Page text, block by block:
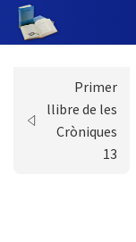
Primer
llibre de les
Cròniques
13